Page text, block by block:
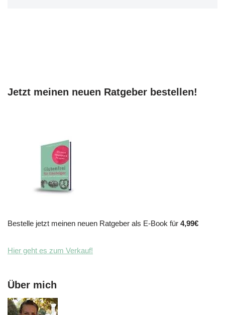
Jetzt meinen neuen Ratgeber bestellen!
Bestelle jetzt meinen neuen Ratgeber als E-Book für 4,99€
Hier geht es zum Verkauf!
Über mich